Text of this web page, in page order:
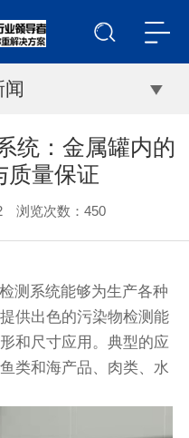
闻
统：金属罐内的
质量保证
浏览次数： 450
测系统能够为生产各种
供出色的污染物检测能
和尺寸应用。典型的应
类和海产品、肉类、水